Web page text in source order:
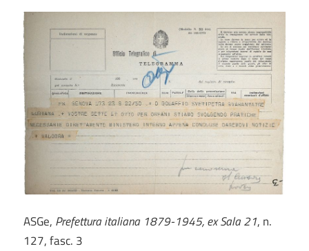
ASGe, Prefettura italiana 1879-1945, ex Sala 21, n.
127, fasc. 3